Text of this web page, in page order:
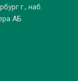
г., наб.
АБ